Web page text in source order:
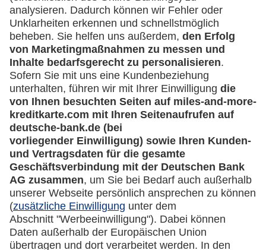
Downloadcenter
Kontakt
Mehr
Kreditkarten-Banking
miles-and-more.com
lufthansa.com
Rechtliches
Impressum
Datenschutz
Cookie Einstellungen